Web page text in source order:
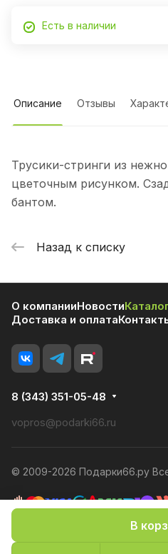
В
Есть в наличии
Описание Отзывы
Трусики-стринги из
цветочным рисунком.
бантом.
Назад к списку
О компанииНовости
Доставка и оплата
8 (343) 351-05-48
vopros@podarki66.ru
© 2009-2026 Подарки66.ру
Политика конфиденциальности